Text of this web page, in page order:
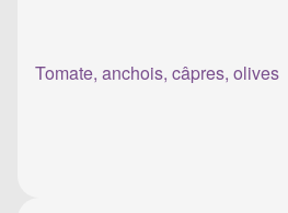
Tomate, anchois, câpres, olives